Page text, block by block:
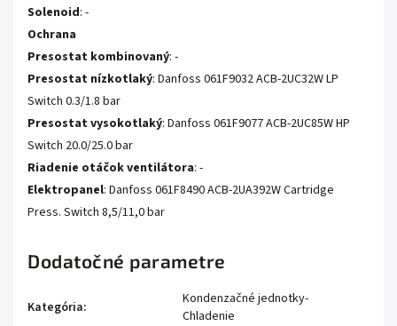
Solenoid: -
Ochrana
Presostat kombinovaný: -
Presostat nízkotlaký: Danfoss 061F9032 ACB-2UC32W LP
Switch 0.3/1.8 bar
Presostat vysokotlaký: Danfoss 061F9077 ACB-2UC85W HP
Switch 20.0/25.0 bar
Riadenie otáčok ventilátora: -
Elektropanel: Danfoss 061F8490 ACB-2UA392W Cartridge
Press. Switch 8,5/11,0 bar
Dodatočné parametre
Kategória:
Kondenzačné jednotky-
Chladenie